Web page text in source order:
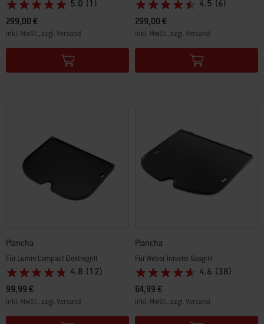
5.0 (1)
299,00 €
inkl. MwSt., zzgl. Versand
Color Options
4.5 (6)
299,00 €
inkl. MwSt., zzgl. Versand
Color Options
Plancha
Für Lumin Compact Elektrogrill
4.8 (12)
99,99 €
inkl. MwSt., zzgl. Versand
Color Options
Plancha
Für Weber Traveler Gasgrill
4.6 (38)
64,99 €
inkl. MwSt., zzgl. Versand
Color Options